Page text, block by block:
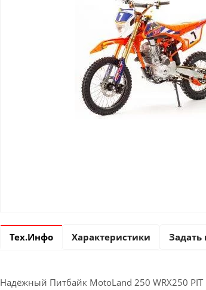
Тех.Инфо Характеристики Задать
Надёжный Питбайк MotoLand 250 WRX250